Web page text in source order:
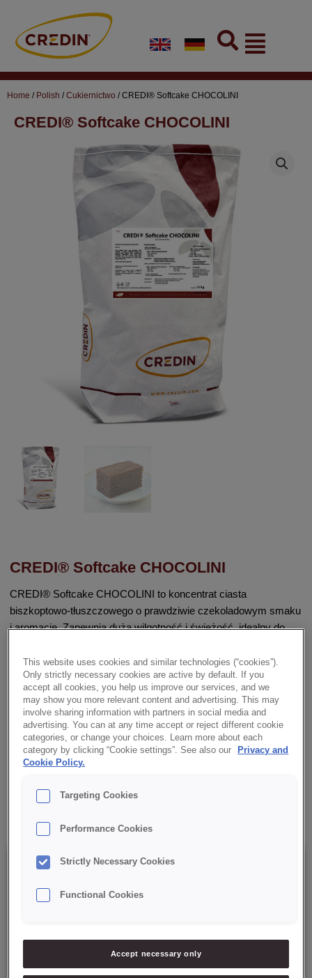
content
Flyout
Menu
Home / Polish /Cukiernictwo / CREDI® Softcake CHOCOLINI
CREDI® Softcake CHOCOLINI
CREDI® Softcake CHOCOLINI
CREDI® Softcake CHOCOLINI to koncentrat ciasta
biszkoptowo-tłuszczowego o prawdziwie czekoladowym smaku
i aromacie. Zapewnia dużą wilgotność i świeżość, idealny do
kremami oraz spodów pod torty.
✔ Intensywny czekoladowy smak i aromat
✔ Duża wilgotność i świeżość
✔ Wszechstronność
✔ RSPO MB
Szczegóły
Data minimalnej trwałości: 9 miesięcy od daty produkcji.
This website uses cookies and similar technologies (“cookies”).
Only strictly necessary cookies are active by default. If you
accept all cookies, you help us improve our services, and we
may show you more relevant content and advertising. This may
involve sharing information with partners in social media and
advertising. You can at any time accept or reject different cookie
categories, or change your choices. Learn more about each
category by clicking “Cookie settings”. See also our
Privacy and
Cookie Policy.
Targeting Cookies
Performance Cookies
Strictly Necessary Cookies
Functional Cookies
Accept necessary only